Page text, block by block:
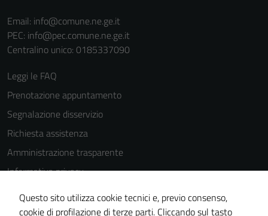
Email: info@comune.ne.ge.it
PEC: info@pec.comune.ne.ge.it
Centralino unico: 0185337090
Leggi le FAQ
Prenotazione appuntamento
Segnalazione disservizio
Richiesta assistenza
Amministrazione trasparente
Informativa privacy
Cookie Policy
Note legali
Questo sito utilizza cookie tecnici e, previo consenso,
cookie di profilazione di terze parti. Cliccando sul tasto